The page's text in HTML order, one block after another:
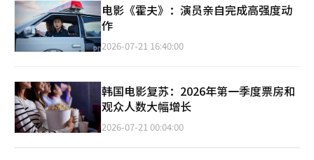
电影《霍夫》：演员亲自完成高强度动
作
2026-07-21 16:40:00
韩国电影复苏：2026年第一季度票房和
观众人数大幅增长
2026-07-21 00:04:00